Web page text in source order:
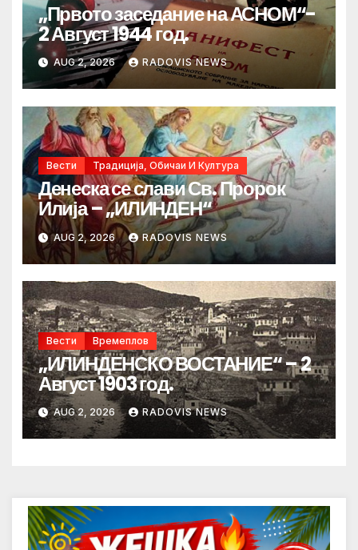
„Првото заседание на АСНОМ“-
2 Август 1944 год.
AUG 2, 2026 RADOVIS NEWS
Вести Традиција, Обичаи И Култура
Денеска се слави Св. Пророк
Илија – „ИЛИНДЕН“
AUG 2, 2026 RADOVIS NEWS
Вести Времеплов
„ИЛИНДЕНСКО ВОСТАНИЕ“ – 2
Август 1903 год.
AUG 2, 2026 RADOVIS NEWS